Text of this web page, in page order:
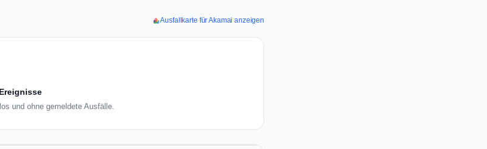
Ausfallkarte für Akamai anzeigen
und ohne gemeldete Ausfälle.